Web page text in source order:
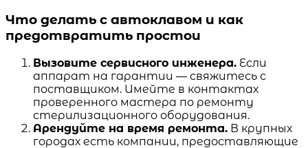
Что делать с автоклавом и как
предотвратить простои
Вызовите сервисного инженера. Если
аппарат на гарантии — свяжитесь с
поставщиком. Имейте в контактах
проверенного мастера по ремонту
стерилизационного оборудования.
Арендуйте на время ремонта. В крупных
городах есть компании, предоставляющие